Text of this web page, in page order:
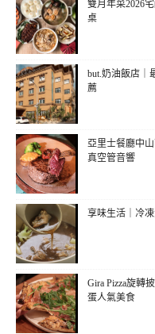
雙月年菜2026
桌
but.奶油飯店｜
薦
亞里士餐廳中
真空管音響
享味生活｜冷
Gira Pizza旋轉
蛋人氣美食